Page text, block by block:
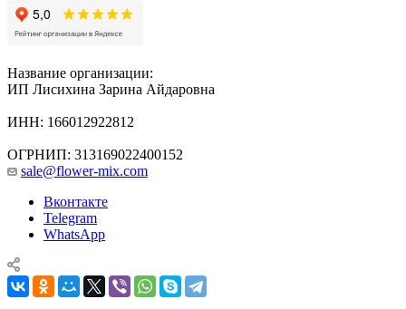
Название организации:
ИП Лисихина Зарина Айдаровна
ИНН: 166012922812
ОГРНИП: 313169022400152
sale@flower-mix.com
Вконтакте
Telegram
WhatsApp